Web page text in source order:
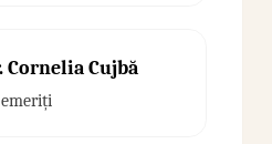
Cornelia Cujbă